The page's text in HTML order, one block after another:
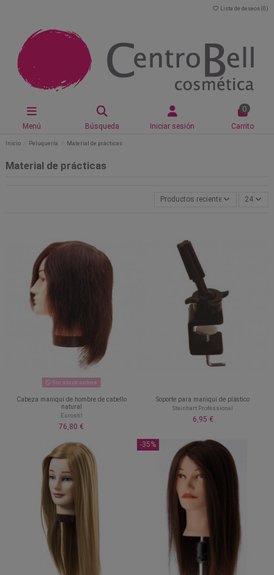
Lista de deseos (0 )
Menú Búsqueda Iniciar sesión
0
Carrito
Inicio Peluquería Material de prácticas
Material de prácticas
Productos recientemente24
Sin stock online
Cabeza maniquí de hombre de cabello
natural
Eurostil
76,80 €
Soporte para maniquí de plástico
Steinhart Professional
6,95 €
-35%